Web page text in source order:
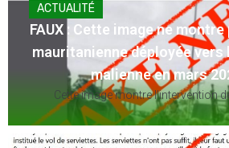
ACTUALITÉ
FAUX : Cette image ne montre
mauritanienne déployée
malienne en mars
Cette image montre l’intervention